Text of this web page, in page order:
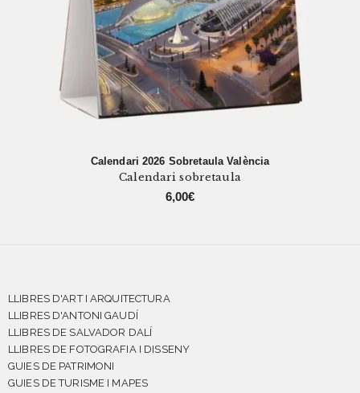
Calendari 2026 Sobretaula València
Calendari sobretaula
6,00€
LLIBRES D'ART I ARQUITECTURA
LLIBRES D'ANTONI GAUDÍ
LLIBRES DE SALVADOR DALÍ
LLIBRES DE FOTOGRAFIA I DISSENY
GUIES DE PATRIMONI
GUIES DE TURISME I MAPES